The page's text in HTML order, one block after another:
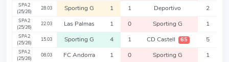
SPA2
(25/26)
28.03 Sporting G 1 1 Deportivo 2
SPA2
(25/26)
22.03 Las Palmas 1 0 Sporting G 1
SPA2
(25/26)
15.03 Sporting G 4 1 CD Castell 65 5
SPA2
(25/26)
08.03 FC Andorra 1 0 Sporting G 1